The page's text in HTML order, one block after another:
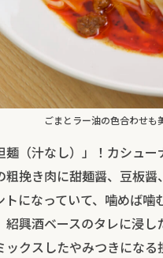
ごまとラー油の色合わせも
（汁なし）」！カシュ
挽き肉に甜麺醤、豆板
になっていて、噛めば
紹興酒ベースのタレに浸
クスしたやみつきになる